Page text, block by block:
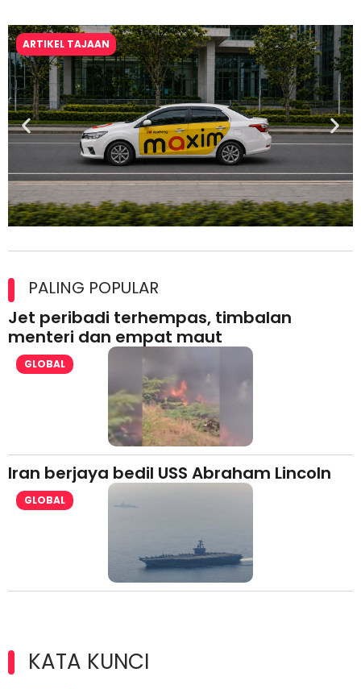
ARTIKEL TAJAAN
lesen separuh pertama 2026
PALING POPULAR
Jet peribadi terhempas, timbalan
menteri dan empat maut
GLOBAL
Iran berjaya bedil USS Abraham Lincoln
GLOBAL
KATA KUNCI